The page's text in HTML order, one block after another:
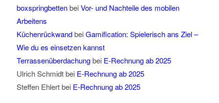
boxspringbettenbeiVor- und Nachteile des mobilen
Arbeitens
KüchenrückwandbeiGamification: Spielerisch ans Ziel –
Wie du es einsetzen kannst
Terrassenüberdachungbei E-Rechnung ab 2025
Ulrich Schmidtbei E-Rechnung ab 2025
Steffen Ehlertbei E-Rechnung ab 2025